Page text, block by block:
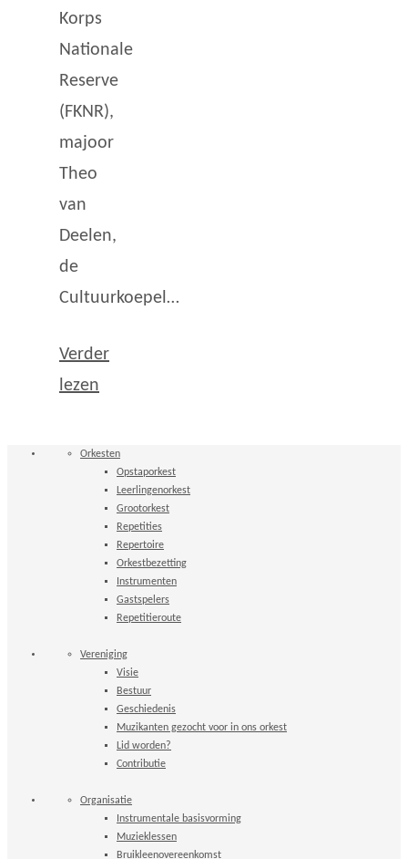
Korps
Nationale
Reserve
(FKNR),
majoor
Theo
van
Deelen,
de
Cultuurkoepel…
Verder
lezen
Orkesten
Opstaporkest
Leerlingenorkest
Grootorkest
Repetities
Repertoire
Orkestbezetting
Instrumenten
Gastspelers
Repetitieroute
Vereniging
Visie
Bestuur
Geschiedenis
Muzikanten gezocht voor in ons orkest
Lid worden?
Contributie
Organisatie
Instrumentale basisvorming
Muzieklessen
Bruikleenovereenkomst